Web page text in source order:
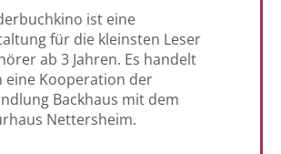
ist eine
für die kleinsten Leser
ab 3 Jahren. Es handelt
eine Kooperation der
Backhaus mit dem
Nettersheim.